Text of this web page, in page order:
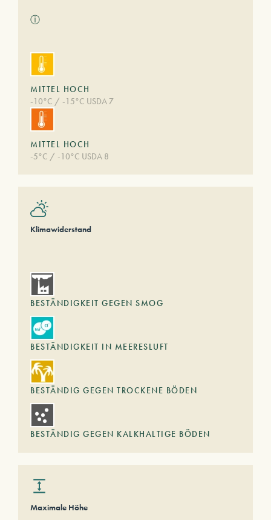
ⓘ
MITTEL HOCH
-10°C / -15°C USDA 7
MITTEL HOCH
-5°C / -10°C USDA 8
Klimawiderstand
BESTÄNDIGKEIT GEGEN SMOG
BESTÄNDIGKEIT IN MEERESLUFT
BESTÄNDIG GEGEN TROCKENE BÖDEN
BESTÄNDIG GEGEN KALKHALTIGE BÖDEN
Maximale Höhe